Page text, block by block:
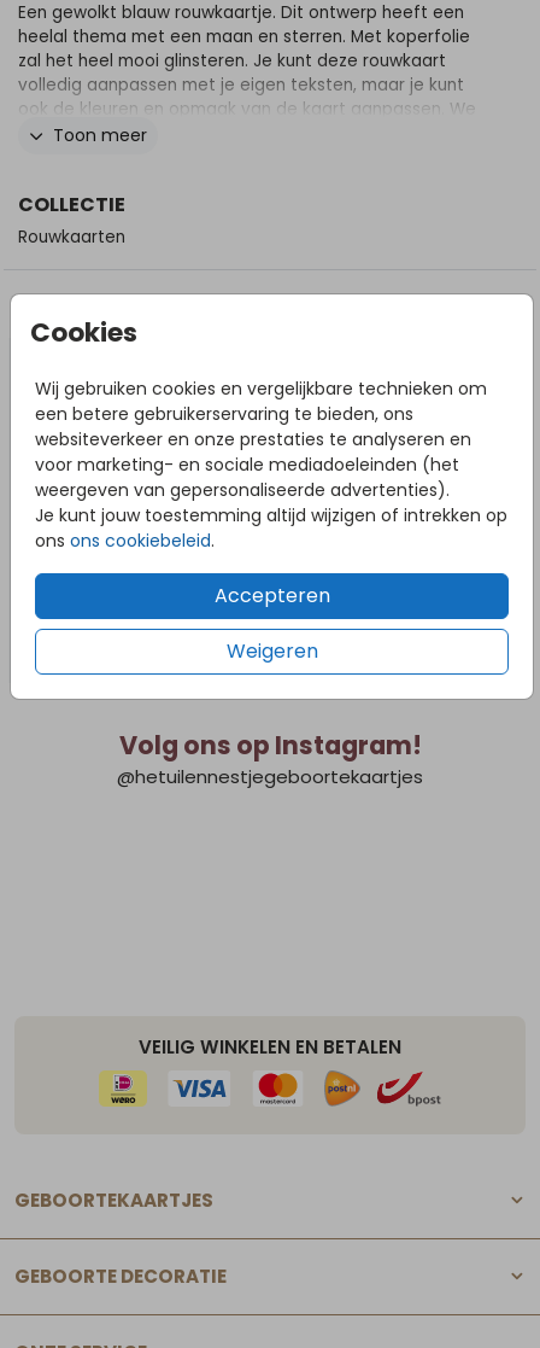
Cookies
Wij gebruiken cookies en vergelijkbare technieken om
een betere gebruikerservaring te bieden, ons
websiteverkeer en onze prestaties te analyseren en
voor marketing- en sociale mediadoeleinden (het
weergeven van gepersonaliseerde advertenties).
Je kunt jouw toestemming altijd wijzigen of intrekken op
ons ons cookiebeleid.
Accepteren
Weigeren
Een gewolkt blauw rouwkaartje. Dit ontwerp heeft een
heelal thema met een maan en sterren. Met koperfolie
zal het heel mooi glinsteren. Je kunt deze rouwkaart
volledig aanpassen met je eigen teksten, maar je kunt
ook de kleuren en opmaak van de kaart aanpassen. We
begrijpen het als dit te moeilijk voor je is en je graag hulp
deze moeilijke situatie. Op onze site vind je onder het
kopje Rouw ook diverse teksten die je op de kaart zou
heeft verloren.
Toon meer
COLLECTIE
Rouwkaarten
DIT VIND JE MISSCHIEN OOK LEUK
Volg ons op Instagram!
@hetuilennestjegeboortekaartjes
VEILIG WINKELEN EN BETALEN
GEBOORTEKAARTJES
GEBOORTE DECORATIE